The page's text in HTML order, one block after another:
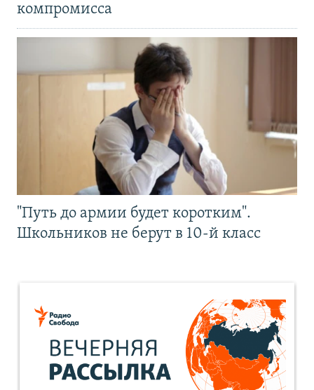
компромисса
"Путь до армии будет коротким".
Школьников не берут в 10-й класс